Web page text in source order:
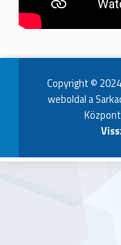
Copyright ©
weboldal a